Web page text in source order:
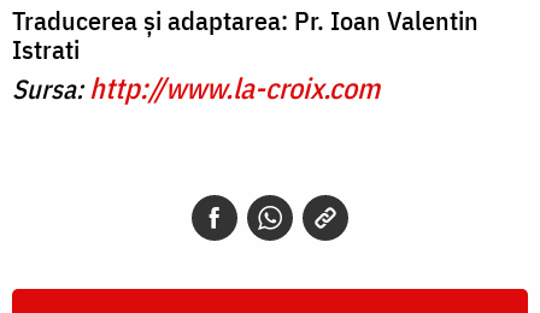
Traducerea şi adaptarea: Pr. Ioan Valentin
Istrati
Sursa:http://www.la-croix.com